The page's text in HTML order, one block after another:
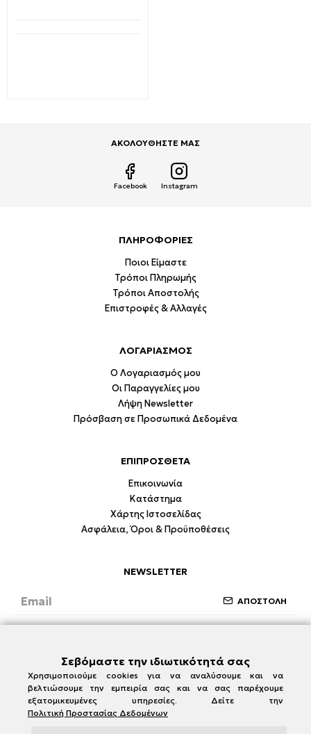
ΑΚΟΛΟΥΘΗΣΤΕ ΜΑΣ
Facebook Instagram
ΠΛΗΡΟΦΟΡΙΕΣ
Ποιοι Είμαστε
Τρόποι Πληρωμής
Τρόποι Αποστολής
Επιστροφές & Αλλαγές
ΛΟΓΑΡΙΑΣΜΟΣ
Ο Λογαριασμός μου
Οι Παραγγελίες μου
Λήψη Newsletter
Πρόσβαση σε Προσωπικά Δεδομένα
ΕΠΙΠΡΟΣΘΕΤΑ
Επικοινωνία
Κατάστημα
Χάρτης Ιστοσελίδας
Ασφάλεια, Όροι & Προϋποθέσεις
NEWSLETTER
ΑΠΟΣΤΟΛΗ
Σεβόμαστε την ιδιωτικότητά σας
Χρησιμοποιούμε cookies για να αναλύσουμε και να
βελτιώσουμε την εμπειρία σας και να σας παρέχουμε
εξατομικευμένες υπηρεσίες. Δείτε την
Πολιτική Προστασίας Δεδομένων